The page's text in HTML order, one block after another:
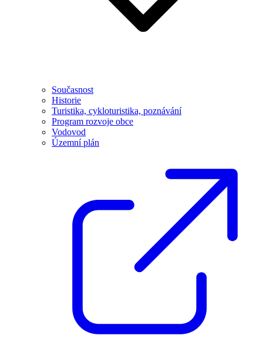
Současnost
Historie
Turistika, cykloturistika, poznávání
Program rozvoje obce
Vodovod
Územní plán